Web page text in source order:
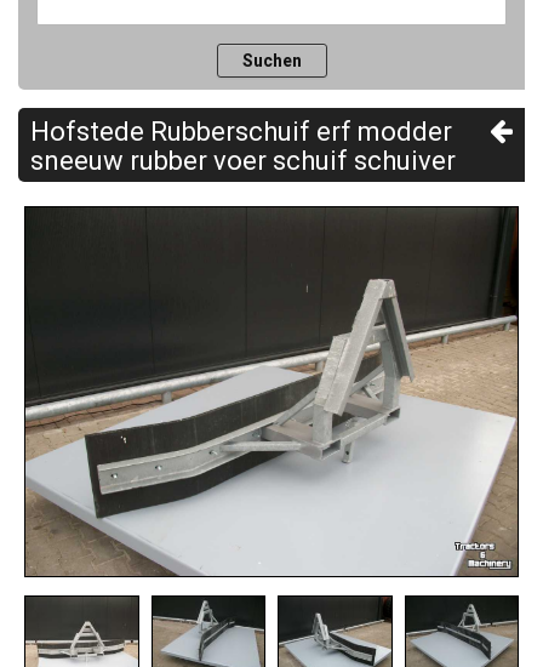
Hofstede Rubberschuif erf modder
sneeuw rubber voer schuif schuiver